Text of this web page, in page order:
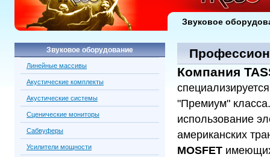
Компания
"Премиум"
использование
американских
MOSFET
Звуковое оборудование
Линейные массивы
Акустические комплекты
Акустические системы
Сценические мониторы
Сабвуферы
Усилители мощности
Звуковое